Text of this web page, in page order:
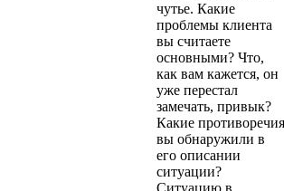
чутье. Какие
проблемы клиента
вы считаете
основными? Что,
как вам кажется, он
уже перестал
замечать, привык?
Какие противоречия
вы обнаружили в
его описании
ситуации?
Ситуацию в